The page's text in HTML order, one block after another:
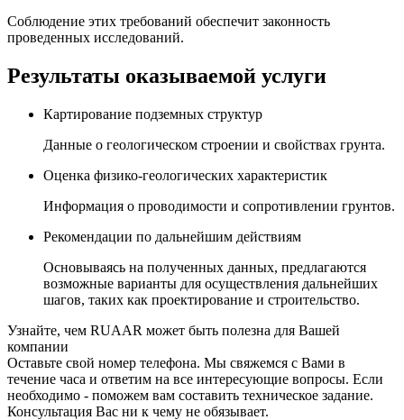
Соблюдение этих требований обеспечит законность
проведенных исследований.
Результаты оказываемой услуги
Картирование подземных структур
Данные о геологическом строении и свойствах грунта.
Оценка физико-геологических характеристик
Информация о проводимости и сопротивлении грунтов.
Рекомендации по дальнейшим действиям
Основываясь на полученных данных, предлагаются
возможные варианты для осуществления дальнейших
шагов, таких как проектирование и строительство.
Узнайте, чем RUAAR может быть полезна для Вашей
компании
Оставьте свой номер телефона. Мы свяжемся с Вами в
течение часа и ответим на все интересующие вопросы. Если
необходимо - поможем вам составить техническое задание.
Консультация Вас ни к чему не обязывает.